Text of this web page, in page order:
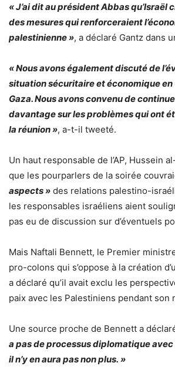
« J’ai dit au président Abbas qu’Israël
des mesures qui renforceraient
palestinienne », a déclaré Gantz dans
« Nous avons également discuté de
situation sécuritaire et économique en
Gaza. Nous avons convenu de
davantage sur les problèmes qui ont
la réunion », a-t-il tweeté.
Un haut responsable de l’AP, Hussein
que les pourparlers de la soirée
aspects » des relations palestino-
les responsables israéliens aient
pas eu de discussion sur d’éventuels
Mais Naftali Bennett, le Premier
pro-colons qui s’oppose à la création
a déclaré qu’il avait exclu les
paix avec les Palestiniens pendant son
Une source proche de Bennett a
a pas de processus diplomatique
il n’y en aura pas non plus. »